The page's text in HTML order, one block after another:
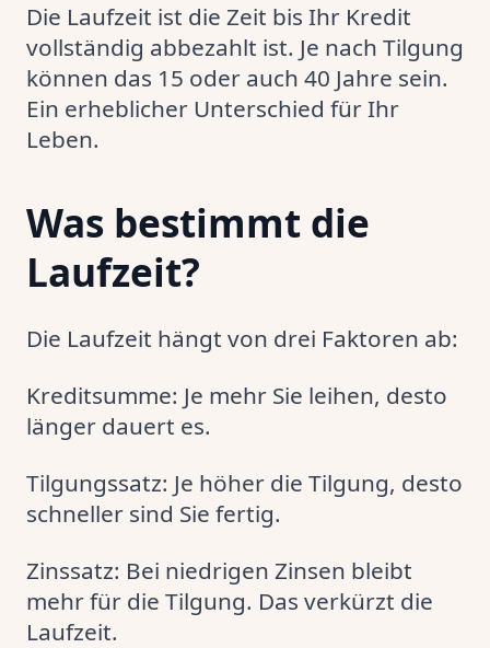
Die Laufzeit ist die Zeit bis Ihr Kredit
vollständig abbezahlt ist. Je nach Tilgung
können das 15 oder auch 40 Jahre sein.
Ein erheblicher Unterschied für Ihr
Leben.
Was bestimmt die
Laufzeit?
Die Laufzeit hängt von drei Faktoren ab:
Kreditsumme: Je mehr Sie leihen, desto
länger dauert es.
Tilgungssatz: Je höher die Tilgung, desto
schneller sind Sie fertig.
Zinssatz: Bei niedrigen Zinsen bleibt
mehr für die Tilgung. Das verkürzt die
Laufzeit.